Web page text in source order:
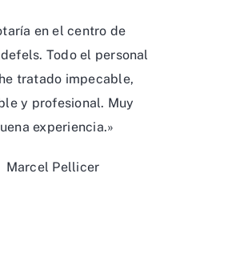
en el centro de
Todo el personal
tratado impecable,
y profesional. Muy
experiencia.»
Marcel Pellicer